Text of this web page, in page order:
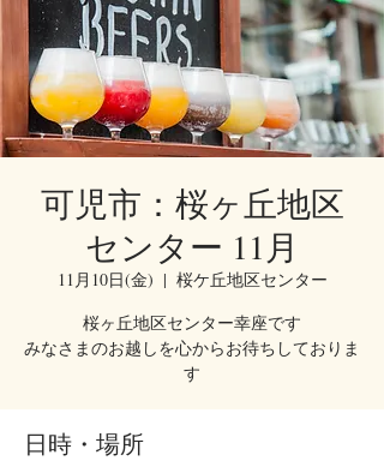
可児市：桜ヶ丘地区
センター 11月
11月10日(金)
  |
桜ケ丘地区センター
桜ヶ丘地区センター幸座です
みなさまのお越しを心からお待ちしておりま
す
日時・場所